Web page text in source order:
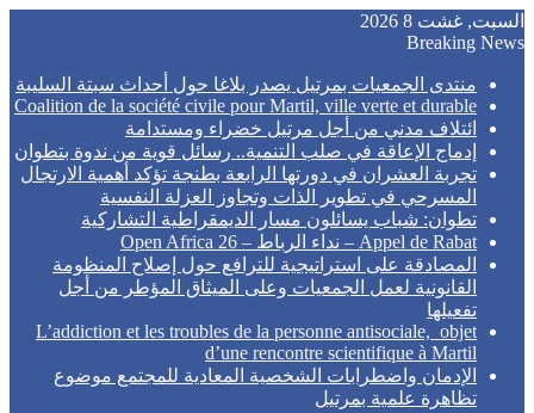
السبت, غشت 8 2026
Breaking News
منتدى الجمعيات بمرتيل يصدر بلاغا حول أحداث سبتة السليبة
Coalition de la société civile pour Martil, ville verte et durable
ائتلاف مدني من أجل مرتيل خضراء ومستدامة
إدماج الإعاقة في صلب التنمية.. رسائل قوية من ندوة بتطوان
تجربة العشران في دورتها الرابعة بطنجة تؤكد أهمية الارتجال
المسرحي في تطوير الذات وتجاوز العزلة النفسية
تطوان: شباب يسائلون مسار الديمقراطية التشاركية
Appel de Rabat – نداء الرباط – Open Africa 26
المصادقة على استراتيجية للترافع حول إصلاح المنظومة
القانونية لعمل الجمعيات وعلى الميثاق المؤطر من أجل
تفعيلها
L’addiction et les troubles de la personne antisociale, objet
d’une rencontre scientifique à Martil
الإدمان واضطرابات الشخصية المعادية للمجتمع موضوع
تظاهرة علمية بمرتيل